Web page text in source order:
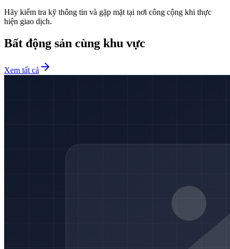
Hãy kiểm tra kỹ thông tin và gặp mặt tại nơi công cộng khi thực
hiện giao dịch.
Bất động sản cùng khu vực
Xem tất cả